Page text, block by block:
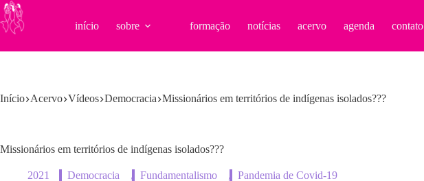
Pular
para
o
início sobre formação notícias acervo agenda contato
Início Acervo Vídeos Democracia Missionários em territórios de indígenas isolados???
Missionários em territórios de indígenas isolados???
2021 Democracia , Fundamentalismo , Pandemia de Covid-19